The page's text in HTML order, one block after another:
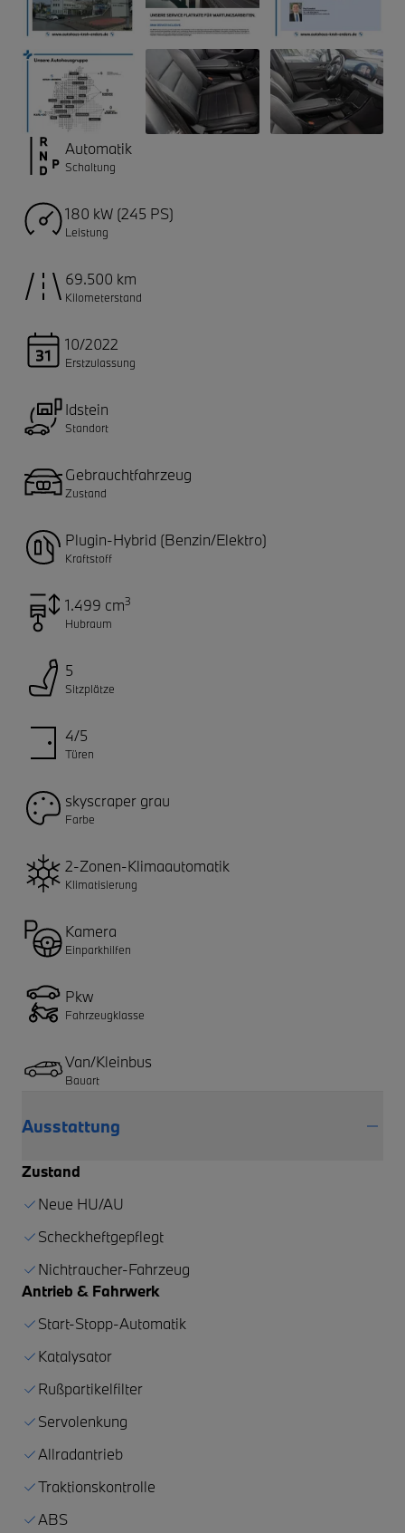
Automatik
Schaltung
180 kW (245 PS)
Leistung
69.500 km
Kilometerstand
10/2022
Erstzulassung
Idstein
Standort
Gebrauchtfahrzeug
Zustand
Plugin-Hybrid (Benzin/Elektro)
Kraftstoff
1.499 cm3
Hubraum
5
Sitzplätze
4/5
Türen
skyscraper grau
Farbe
2-Zonen-Klimaautomatik
Klimatisierung
Kamera
Einparkhilfen
Pkw
Fahrzeugklasse
Van/Kleinbus
Bauart
Ausstattung
Zustand
Neue HU/AU
Scheckheftgepflegt
Nichtraucher-Fahrzeug
Antrieb & Fahrwerk
Start-Stopp-Automatik
Katalysator
Rußpartikelfilter
Servolenkung
Allradantrieb
Traktionskontrolle
ABS